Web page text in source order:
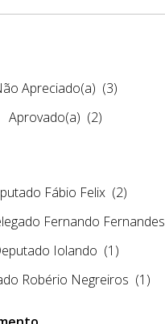
Apreciado(a) (3)
Aprovado(a) (2)
Fábio Felix (2)
Fernando Fernandes
Iolando (1)
Robério Negreiros (1)